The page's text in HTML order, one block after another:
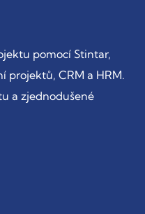
pomocí Stintar,
projektů, CRM a HRM.
a zjednodušené